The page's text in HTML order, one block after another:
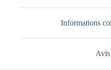
Informations